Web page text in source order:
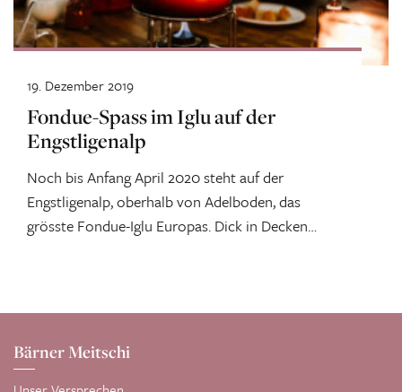
Fondue-Spass im Iglu auf der
Engstligenalp
Noch bis Anfang April 2020 steht auf der
Engstligenalp, oberhalb von Adelboden, das
grösste Fondue-Iglu Europas. Dick in Decken
19. Dezember 2019
Bärner Meitschi